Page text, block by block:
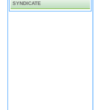
SYNDICATE